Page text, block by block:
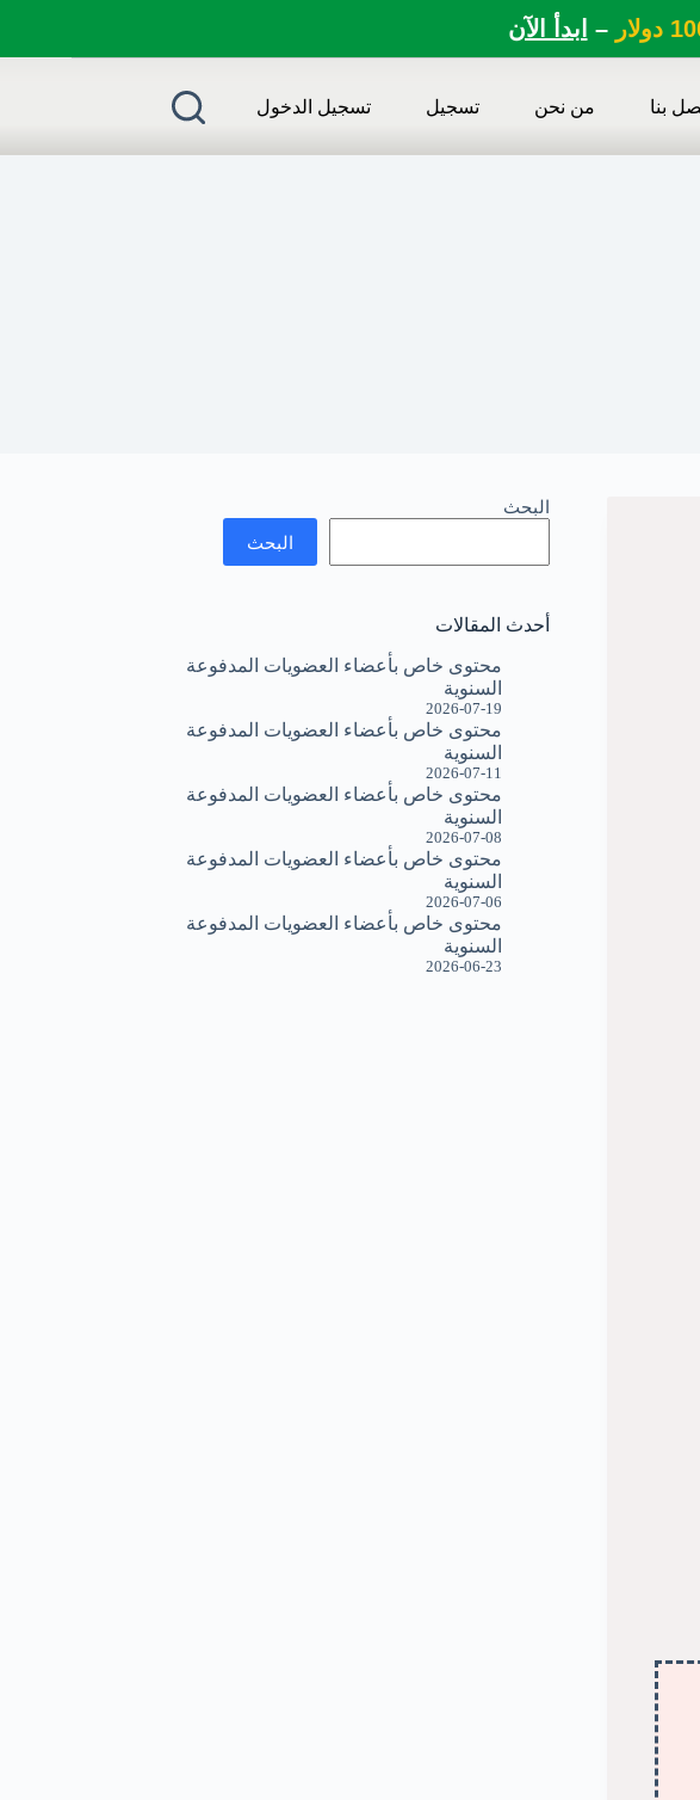
دولار – ابدأ الآن
بنا من نحن تسجيل تسجيل الدخول
البحث
البحث
أحدث المقالات
محتوى خاص بأعضاء العضويات المدفوعة
السنوية
2026-07-19
محتوى خاص بأعضاء العضويات المدفوعة
السنوية
2026-07-11
محتوى خاص بأعضاء العضويات المدفوعة
السنوية
2026-07-08
محتوى خاص بأعضاء العضويات المدفوعة
السنوية
2026-07-06
محتوى خاص بأعضاء العضويات المدفوعة
السنوية
2026-06-23